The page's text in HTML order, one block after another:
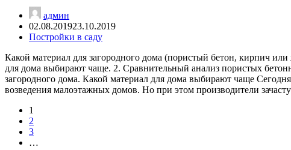
админ
02.08.201923.10.2019
Постройки в саду
Какой материал для загородного дома (пористый бетон, кирпич
для дома выбирают чаще. 2. Сравнительный анализ пористых
загородного дома. Какой материал для дома выбирают чаще
возведения малоэтажных домов. Но при этом производители
1
2
3
…